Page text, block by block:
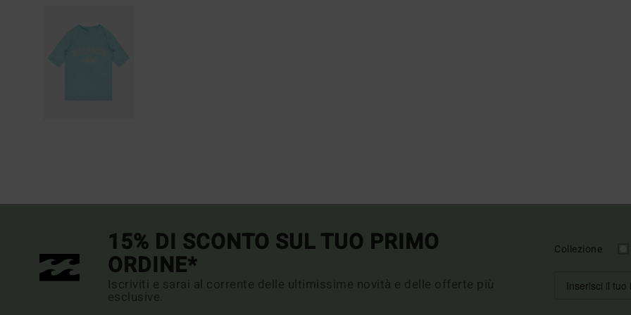
15% DI SCONTO SUL TUO PRIMO
ORDINE*
Iscriviti e sarai al corrente delle ultimissime novità e delle offerte più
esclusive.
Collezione